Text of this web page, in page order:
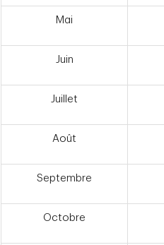
Mai
Juin
Juillet
Août
Septembre
Octobre